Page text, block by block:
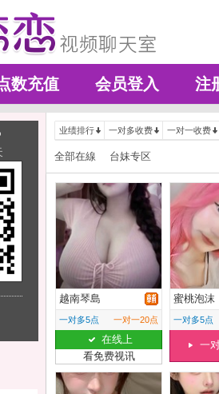
数充值 会员登入 注
业绩排行 一对多收费 一对一收费
全部在線 台妹专区
越南琴島
一对多5点 一对一20点
在线上
看免费视讯
蜜桃泡沫
一对多5点
一